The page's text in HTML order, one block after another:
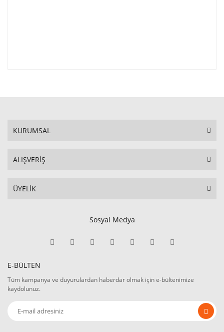
KURUMSAL
ALIŞVERİŞ
ÜYELİK
Sosyal Medya
E-BÜLTEN
Tüm kampanya ve duyurulardan haberdar olmak için e-bültenimize
kaydolunuz.